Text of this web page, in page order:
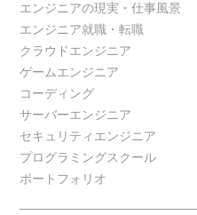
エンジニアの現実・仕事風景
エンジニア就職・転職
クラウドエンジニア
ゲームエンジニア
コーディング
サーバーエンジニア
セキュリティエンジニア
プログラミングスクール
ポートフォリオ